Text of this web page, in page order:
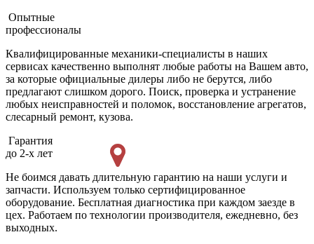
Опытные
профессионалы
Квалифицированные механики-специалисты в наших
сервисах качественно выполнят любые работы на Вашем авто,
за которые официальные дилеры либо не берутся, либо
предлагают слишком дорого. Поиск, проверка и устранение
любых неисправностей и поломок, восстановление агрегатов,
слесарный ремонт, кузова.
Гарантия
до 2-х лет
Не боимся давать длительную гарантию на наши услуги и
запчасти. Используем только сертифицированное
оборудование. Бесплатная диагностика при каждом заезде в
цех. Работаем по технологии производителя, ежедневно, без
выходных.